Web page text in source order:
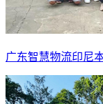
广东智慧物流印尼